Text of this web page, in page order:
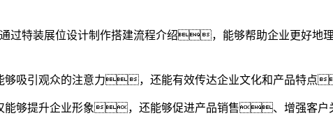
特装展位设计制作搭建流程介绍，能够帮助企业更好地
够吸引观众的注意力，还能有效传达企业文化和产品特点
够提升企业形象，还能够促进产品销售、增强客